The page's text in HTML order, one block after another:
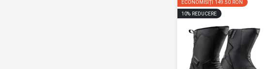
ECONOMISIȚI 149.50 RON
10% REDUCERE